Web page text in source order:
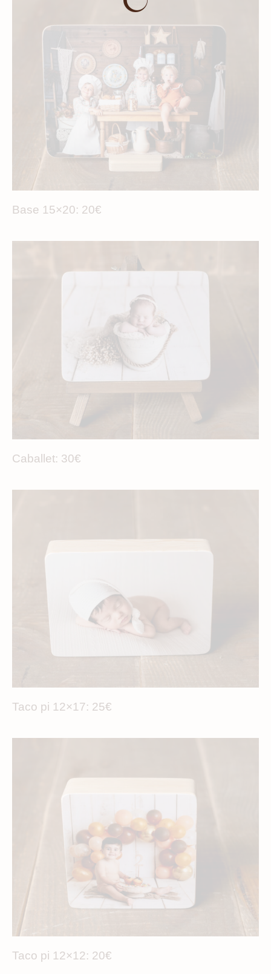
Base 15×20: 20€
Caballet: 30€
Taco pi 12×17: 25€
Taco pi 12×12: 20€